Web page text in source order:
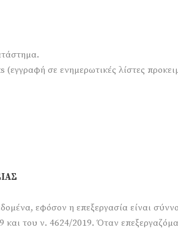
σε ενημερωτικές λίστες
εφόσον η επεξεργασία είναι
του ν. 4624/2019. Όταν